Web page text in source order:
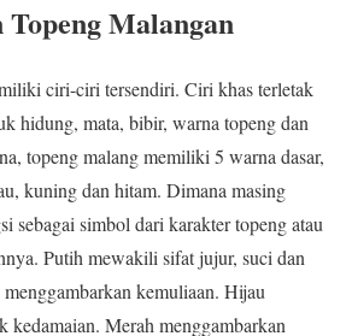
Malangan
ciri-ciri tersendiri. Ciri khas terletak
hidung, mata, bibir, warna topeng dan
topeng malang memiliki 5 warna dasar,
kuning dan hitam. Dimana masing
sebagai simbol dari karakter topeng atau
Putih mewakili sifat jujur, suci dan
kemuliaan. Hijau
kedamaian. Merah menggambarkan